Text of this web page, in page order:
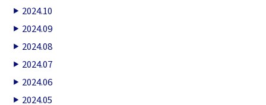
2024.10
2024.09
2024.08
2024.07
2024.06
2024.05